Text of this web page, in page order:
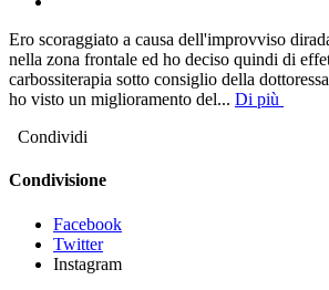
Ero scoraggiato a causa dell'improvviso
nella zona frontale ed ho deciso quindi di
carbossiterapia sotto consiglio della
ho visto un miglioramento del... Di più
Condividi
Condivisione
Facebook
Twitter
Instagram